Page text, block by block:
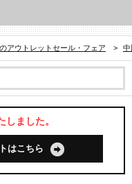
アウトレットセール・フェア > 中
ました。
はこちら